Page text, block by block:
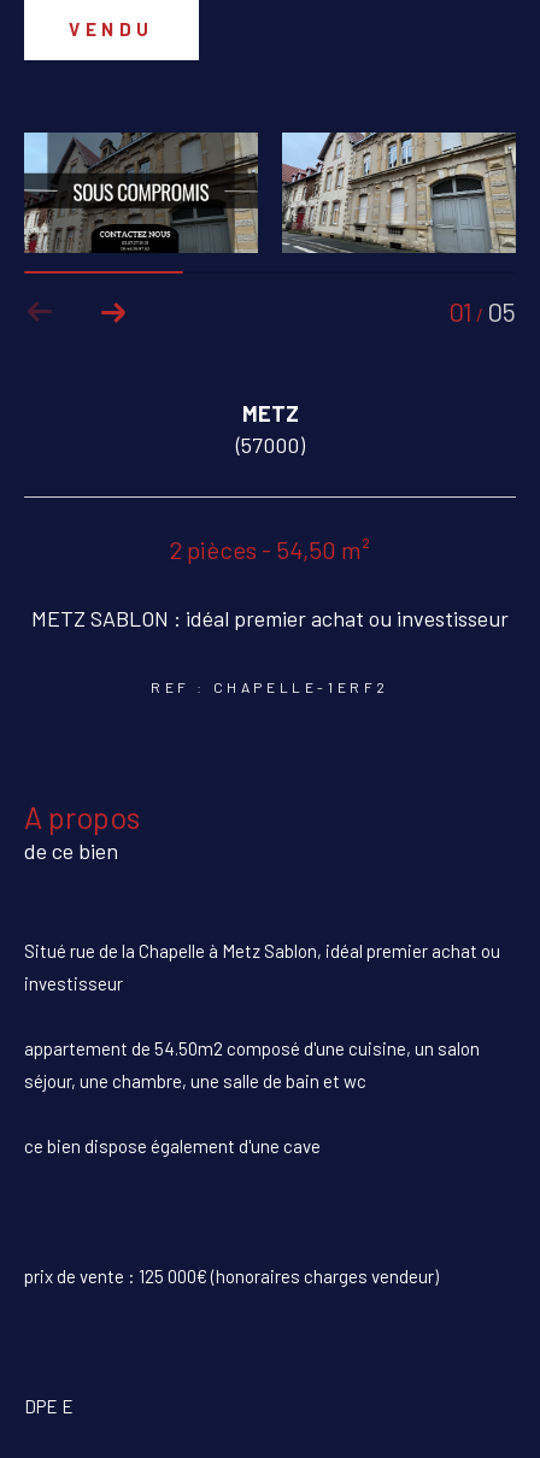
VENDU
01 / 05
METZ
(57000)
2 pièces - 54,50 m²
METZ SABLON : idéal premier achat ou investisseur
REF : CHAPELLE-1ERF2
a propos
de ce bien
Situé rue de la Chapelle à Metz Sablon, idéal premier achat ou
investisseur
appartement de 54.50m2 composé d'une cuisine, un salon
séjour, une chambre, une salle de bain et wc
ce bien dispose également d'une cave
prix de vente : 125 000€ (honoraires charges vendeur)
DPE E
PARKING TERRASSE PISCINE
FILTRER PAR
NOUVEAUTÉS